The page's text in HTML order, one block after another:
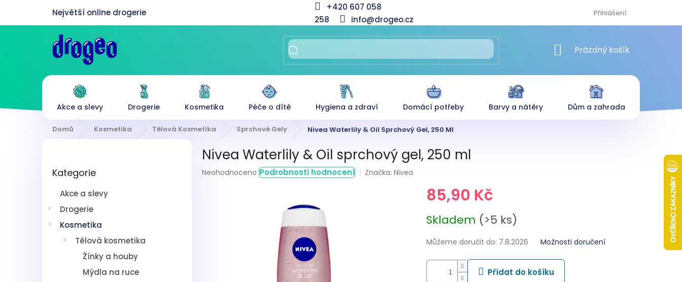
obsah
+420 607 058
258
info@drogeo.cz
Přihlášení
NÁKUPNÍ KOŠÍK
Prázdný košík
Akce a slevy Drogerie Kosmetika Péče o dítě Hygiena a zdraví Domácí potřeby Barvy a nátěry Dům a zahrada
Domů Kosmetika Tělová Kosmetika Sprchové Gely Nivea Waterlily & Oil Sprchový Gel, 250 Ml
kategorie
Kategorie
Akce a slevy
Drogerie
Kosmetika
Tělová kosmetika
Žínky a houby
Mýdla na ruce
Nivea Waterlily & Oil sprchový gel, 250 ml
Průměrné
Neohodnoceno Podrobnosti hodnocení Značka:Nivea
85,90 Kč
cena:
Skladem (>5 ks)
Můžeme doručit do: 7.8.2026 Možnosti doručení
Přidat do košíku